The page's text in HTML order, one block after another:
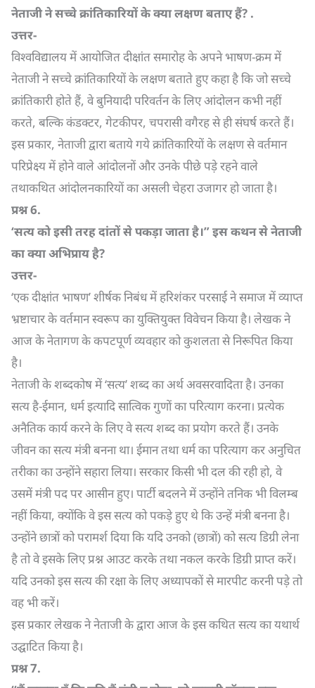
नेताजी ने सच्चे क्रांतिकारियों के क्या लक्षण बताए हैं? .
उत्तर-
विश्वविद्यालय में आयोजित दीक्षांत समारोह के अपने भाषण-क्रम में
नेताजी ने सच्चे क्रांतिकारियों के लक्षण बताते हुए कहा है कि जो सच्चे
क्रांतिकारी होते हैं, वे बुनियादी परिवर्तन के लिए आंदोलन कभी नहीं
करते, बल्कि कंडक्टर, गेटकीपर, चपरासी वगैरह से ही संघर्ष करते हैं।
इस प्रकार, नेताजी द्वारा बताये गये क्रांतिकारियों के लक्षण से वर्तमान
परिप्रेक्ष्य में होने वाले आंदोलनों और उनके पीछे पड़े रहने वाले
तथाकथित आंदोलनकारियों का असली चेहरा उजागर हो जाता है।
प्रश्न6.
‘सत्य को इसी तरह दांतों से पकड़ा जाता है।” इस कथन से नेताजी
का क्या अभिप्राय है?
उत्तर-
‘एक दीक्षांत भाषण’ शीर्षक निबंध में हरिशंकर परसाई ने समाज में व्याप्त
भ्रष्टाचार के वर्तमान स्वरूप का युक्तियुक्त विवेचन किया है। लेखक ने
आज के नेतागण के कपटपूर्ण व्यवहार को कुशलता से निरूपित किया
है।
नेताजी के शब्दकोष में ‘सत्य’ शब्द का अर्थ अवसरवादिता है। उनका
सत्य है-ईमान, धर्म इत्यादि सात्विक गुणों का परित्याग करना। प्रत्येक
अनैतिक कार्य करने के लिए वे सत्य शब्द का प्रयोग करते हैं। उनके
जीवन का सत्य मंत्री बनना था। ईमान तथा धर्म का परित्याग कर अनुचित
तरीका का उन्होंने सहारा लिया। सरकार किसी भी दल की रही हो, वे
उसमें मंत्री पद पर आसीन हुए। पार्टी बदलने में उन्होंने तनिक भी विलम्ब
नहीं किया, क्योंकि वे इस सत्य को पकड़े हुए थे कि उन्हें मंत्री बनना है।
उन्होंने छात्रों को परामर्श दिया कि यदि उनको (छात्रों) को सत्य डिग्री लेना
है तो वे इसके लिए प्रश्न आउट करके तथा नकल करके डिग्री प्राप्त करें।
यदि उनको इस सत्य की रक्षा के लिए अध्यापकों से मारपीट करनी पड़े तो
वह भी करें।
इस प्रकार लेखक ने नेताजी के द्वारा आज के इस कथित सत्य का यथार्थ
उद्घाटित किया है।
प्रश्न7.